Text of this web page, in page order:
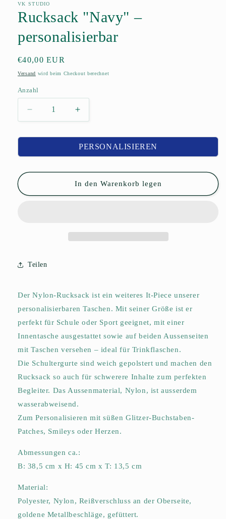
VK STUDIO
Rucksack "Navy" –
personalisierbar
Normaler
Preis
€40,00 EUR
Versand wird beim Checkout berechnet
Anzahl
Anzahl
Verringere
die
Menge
Rucksack
personalisierbar
Erhöhe
die
Menge
für
Rucksack
personalisierbar
PERSONALISIEREN
In den Warenkorb legen
Teilen
Der Nylon-Rucksack ist ein weiteres It-Piece unserer
personalisierbaren Taschen. Mit seiner Größe ist er
perfekt für Schule oder Sport geeignet, mit einer
Innentasche ausgestattet sowie auf beiden Aussenseiten
mit Taschen versehen – ideal für Trinkflaschen.
Die Schultergurte sind weich gepolstert und machen den
Rucksack so auch für schwerere Inhalte zum perfekten
Begleiter. Das Aussenmaterial, Nylon, ist ausserdem
wasserabweisend.
Zum Personalisieren mit süßen Glitzer-Buchstaben-
Patches, Smileys oder Herzen.
Abmessungen ca.:
B: 38,5 cm x H: 45 cm x T: 13,5 cm
Material:
Polyester, Nylon, Reißverschluss an der Oberseite,
goldene Metallbeschläge, gefüttert.